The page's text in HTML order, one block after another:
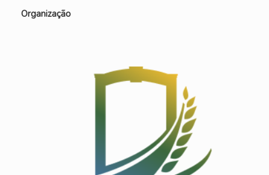
Organização